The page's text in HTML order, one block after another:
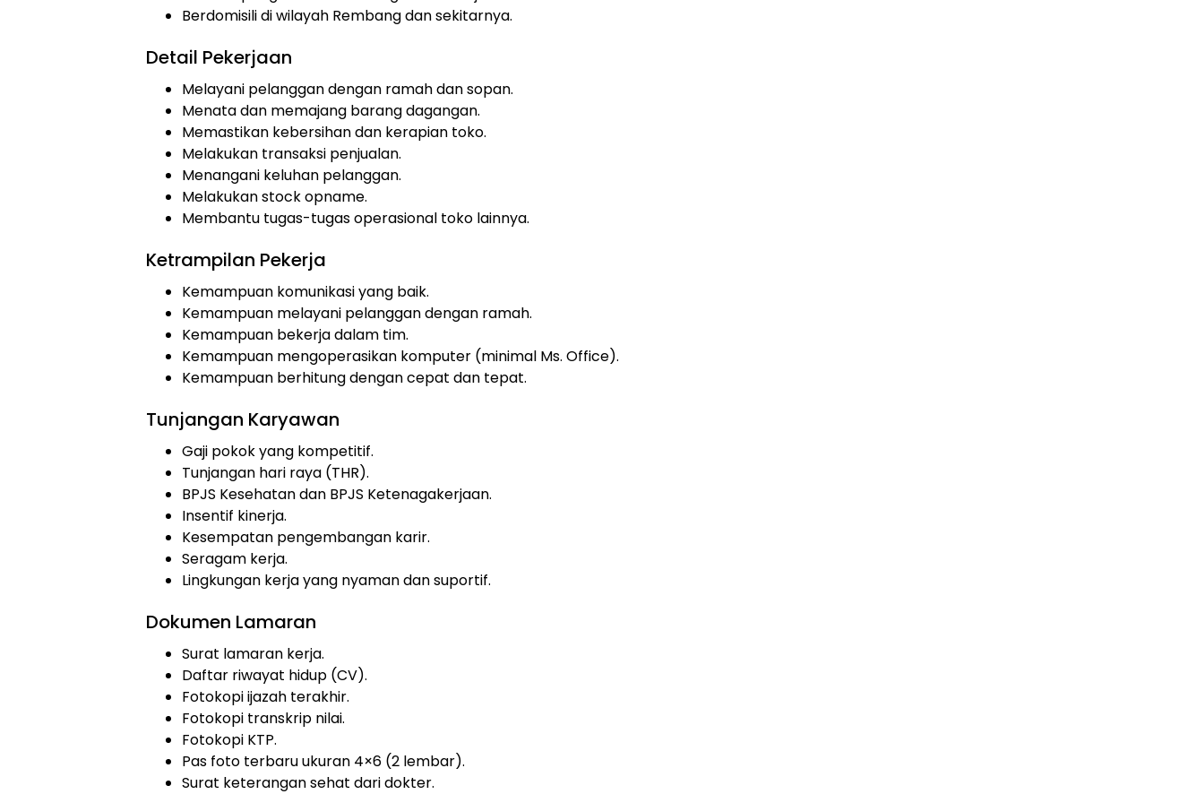
Berdomisili di wilayah Rembang dan sekitarnya.
Detail Pekerjaan
Melayani pelanggan dengan ramah dan sopan.
Menata dan memajang barang dagangan.
Memastikan kebersihan dan kerapian toko.
Melakukan transaksi penjualan.
Menangani keluhan pelanggan.
Melakukan stock opname.
Membantu tugas-tugas operasional toko lainnya.
Ketrampilan Pekerja
Kemampuan komunikasi yang baik.
Kemampuan melayani pelanggan dengan ramah.
Kemampuan bekerja dalam tim.
Kemampuan mengoperasikan komputer (minimal Ms. Office).
Kemampuan berhitung dengan cepat dan tepat.
Tunjangan Karyawan
Gaji pokok yang kompetitif.
Tunjangan hari raya (THR).
BPJS Kesehatan dan BPJS Ketenagakerjaan.
Insentif kinerja.
Kesempatan pengembangan karir.
Seragam kerja.
Lingkungan kerja yang nyaman dan suportif.
Dokumen Lamaran
Surat lamaran kerja.
Daftar riwayat hidup (CV).
Fotokopi ijazah terakhir.
Fotokopi transkrip nilai.
Fotokopi KTP.
Pas foto terbaru ukuran 4×6 (2 lembar).
Surat keterangan sehat dari dokter.